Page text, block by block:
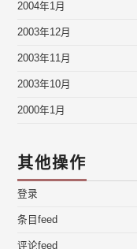
2004年1月
2003年12月
2003年11月
2003年10月
2000年1月
其他操作
登录
条目feed
评论feed